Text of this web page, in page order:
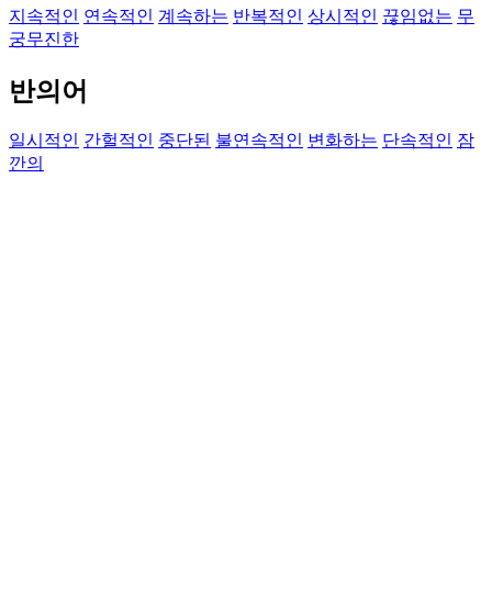
지속적인 연속적인 계속하는 반복적인 상시적인 끊임없는 무
궁무진한
반의어
일시적인 간헐적인 중단된 불연속적인 변화하는 단속적인 잠
깐의